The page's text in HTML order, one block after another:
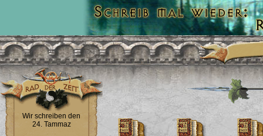
Wir schreiben den
24. Tammaz